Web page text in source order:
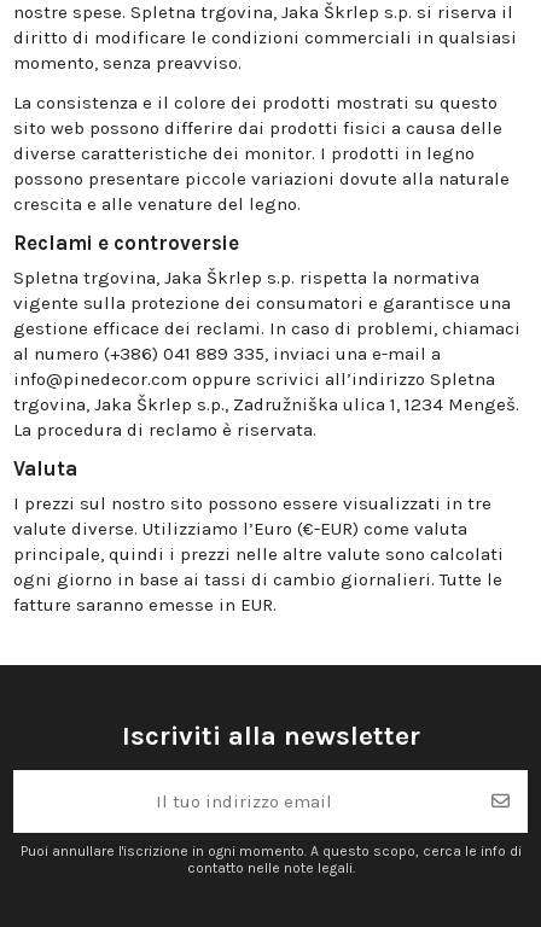
nostre spese. Spletna trgovina, Jaka Škrlep s.p. si riserva il
diritto di modificare le condizioni commerciali in qualsiasi
momento, senza preavviso.
La consistenza e il colore dei prodotti mostrati su questo
sito web possono differire dai prodotti fisici a causa delle
diverse caratteristiche dei monitor. I prodotti in legno
possono presentare piccole variazioni dovute alla naturale
crescita e alle venature del legno.
Reclami e controversie
Spletna trgovina, Jaka Škrlep s.p. rispetta la normativa
vigente sulla protezione dei consumatori e garantisce una
gestione efficace dei reclami. In caso di problemi, chiamaci
al numero (+386) 041 889 335, inviaci una e-mail a
info@pinedecor.com oppure scrivici all’indirizzo Spletna
trgovina, Jaka Škrlep s.p., Zadružniška ulica 1, 1234 Mengeš.
La procedura di reclamo è riservata.
Valuta
I prezzi sul nostro sito possono essere visualizzati in tre
valute diverse. Utilizziamo l’Euro (€-EUR) come valuta
principale, quindi i prezzi nelle altre valute sono calcolati
ogni giorno in base ai tassi di cambio giornalieri. Tutte le
fatture saranno emesse in EUR.
Iscriviti alla newsletter
Puoi annullare l'iscrizione in ogni momento. A questo scopo, cerca le info di
contatto nelle note legali.